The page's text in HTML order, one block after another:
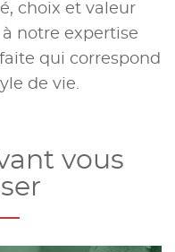
choix et valeur
notre expertise
qui correspond
de vie.
vous